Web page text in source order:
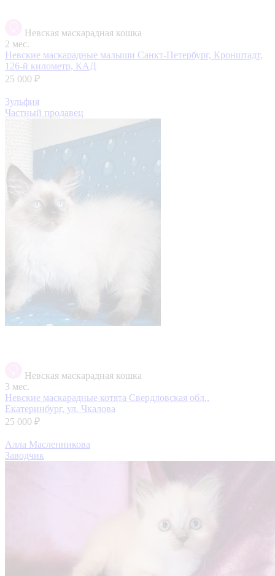
Невская маскарадная кошка
2 мес.
Невские маскарадные малыши Санкт-Петербург, Кронштадт,
126-й километр, КАД
25 000 ₽
Зульфия
Частный продавец
Невская маскарадная кошка
3 мес.
Невские маскарадные котята Свердловская обл.,
Екатеринбург, ул. Чкалова
25 000 ₽
Алла Масленникова
Заводчик